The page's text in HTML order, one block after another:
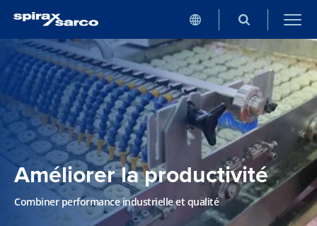
Améliorer la productivité
Combiner performance industrielle et qualité